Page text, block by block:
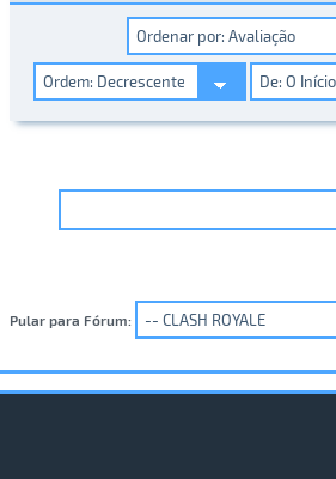
Pular para Fórum: